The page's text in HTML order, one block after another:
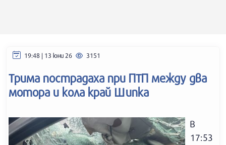
19:48 | 13 юни 26 3151
Трима пострадаха при ПТП между два
мотора и кола край Шипка
В
17:53